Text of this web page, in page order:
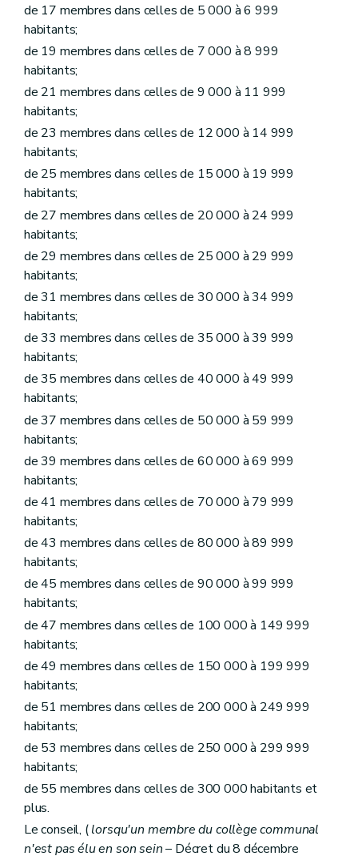
Art. L1216-2
ChapitreVII
Inaptitude professionnelle – Décret du 30 avril 2009, art. 2)
ChapitreVIII
De la Chambre de recours – Décret du 30 avril 2009, art. 3)
Art.L1218-3
Art.L1218-5
Art.L1218-6
Art.L1218-8
Art.L1218-11
Titre II
Chapitre premier
Donations et legs à la commune et aux établissements publics existant dans la commune
Art. L1221-1
Chapitre II Contrats
Art. L1222-3
Chapitre III
Voirie communale
Art. L1223-1
Titre III
Chapitre premier Régies communales
Art. L1231-2
Section 2 Régies communales autonomes
Art. L1231-5
Art. L1231-8
Art. L1231-11
Chapitre II Funérailles et sépultures
Section première Définitions
Section 2 Lieux de sépulture
Art. L1232-3
Art. L1232-5
Art. L1232-6
Sous-section 2 Les concessions
de 17 membres dans celles de 5 000 à 6 999
habitants;
de 19 membres dans celles de 7 000 à 8 999
habitants;
de 21 membres dans celles de 9 000 à 11 999
habitants;
de 23 membres dans celles de 12 000 à 14 999
habitants;
de 25 membres dans celles de 15 000 à 19 999
habitants;
de 27 membres dans celles de 20 000 à 24 999
habitants;
de 29 membres dans celles de 25 000 à 29 999
habitants;
de 31 membres dans celles de 30 000 à 34 999
habitants;
de 33 membres dans celles de 35 000 à 39 999
habitants;
de 35 membres dans celles de 40 000 à 49 999
habitants;
de 37 membres dans celles de 50 000 à 59 999
habitants;
de 39 membres dans celles de 60 000 à 69 999
habitants;
de 41 membres dans celles de 70 000 à 79 999
habitants;
de 43 membres dans celles de 80 000 à 89 999
habitants;
de 45 membres dans celles de 90 000 à 99 999
habitants;
de 47 membres dans celles de 100 000 à 149 999
habitants;
de 49 membres dans celles de 150 000 à 199 999
habitants;
de 51 membres dans celles de 200 000 à 249 999
habitants;
de 53 membres dans celles de 250 000 à 299 999
habitants;
de 55 membres dans celles de 300 000 habitants et
plus.
Le conseil, (lorsqu'un membre du collège communal
n'est pas élu en son sein– Décret du 8 décembre